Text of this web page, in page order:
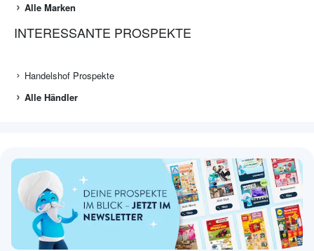
Alle Marken
INTERESSANTE PROSPEKTE
Handelshof Prospekte
Alle Händler